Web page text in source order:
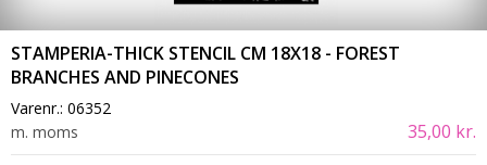
STAMPERIA-THICK STENCIL CM 18X18 - FOREST
BRANCHES AND PINECONES
Varenr.: 06352
m. moms
35,00 kr.